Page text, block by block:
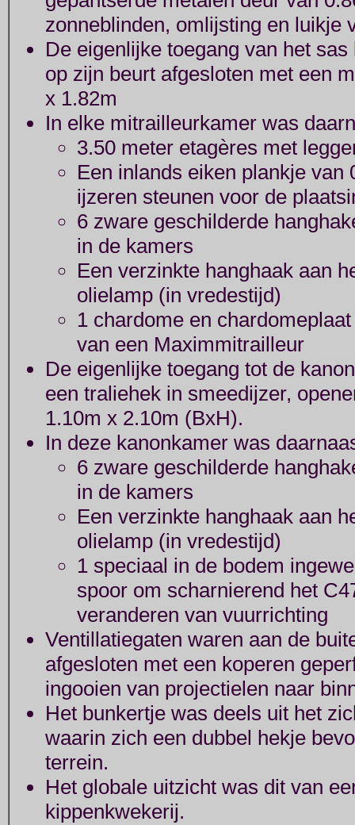
zonneblinden, omlijsting en luikje
De eigenlijke toegang van het
op zijn beurt afgesloten met een
x 1.82m
In elke mitrailleurkamer was
3.50 meter etagères met
Een inlands eiken plankje
ijzeren steunen voor de
6 zware geschilderde
in de kamers
Een verzinkte hanghaak aan
olielamp (in vredestijd)
1 chardome en
van een Maximmitrailleur
De eigenlijke toegang tot de
een traliehek in smeedijzer,
1.10m x 2.10m (BxH).
In deze kanonkamer was
6 zware geschilderde
in de kamers
Een verzinkte hanghaak aan
olielamp (in vredestijd)
1 speciaal in de bodem
spoor om scharnierend het
veranderen van vuurrichting
Ventillatiegaten waren aan de
afgesloten met een koperen
ingooien van projectielen naar
Het bunkertje was deels uit het
waarin zich een dubbel hekje
terrein.
Het globale uitzicht was dit van
kippenkwekerij.